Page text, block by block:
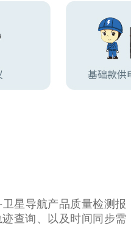
星导航产品质量检测报
查询、以及时间同步需